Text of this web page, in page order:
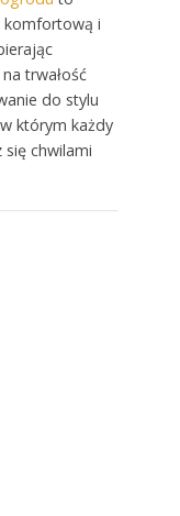
komfortową i
trwałość
do stylu
którym każdy
chwilami